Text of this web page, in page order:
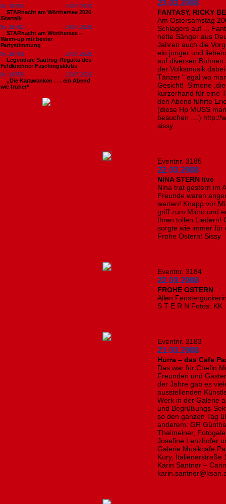
Nr. 18763
14.07.2026
STARnacht am Wörthersee 2026
/Startalk
Nr. 18762
14.07.2026
STARnacht am Wörthersee –
Warm-up mit bester
Partystimmung
Nr. 18761
13.07.2026
Legendäre Sautrog-Regatta des
Feldkirchner Faschingsklubs
Nr. 18759
13.07.2026
„Die Karawanken . . . ein Abend
wie früher“
23.03.2008
FANTASY, RICKY
Am Ostersamstag
Schlagers auf ...
nette Sänger aus
Jahren auch die
ein junger und
auf diversen
der Volksmusik
Tänzer " egal wo
Gesicht! Simone
kurzerhand für eine
den Abend führte
(diese Hp MUSS
besuchen ....) http://
sissy
Eventnr. 3185
22.03.2008
NINA STERN live
Nina trat gestern im
Freunde waren
warten! Knapp vor
griff zum Micro und
Ihren tollen Liedern!
sorgte wie immer für
Frohe Ostern! Sissy
Eventnr. 3184
22.03.2008
FROHE OSTERN
Allen
S T E R N Fotos: KK
Eventnr. 3183
21.03.2008
Hurra – das Cafe
Das war für Chefin
Freunden und
der Jahre gab es
ausstellenden
Werk in der Galerie
und Begrüßungs-
so den ganzen Tag
anderem: GR
Thalmeiner,
Josefine Lenzhofer
Galerie Musikcafe
Kury, Italienerstraße
Karin Santner –